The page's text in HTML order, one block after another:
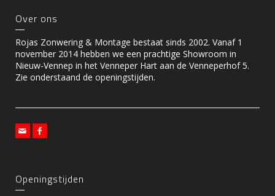
Over ons
Rojas Zonwering & Montage bestaat sinds 2002. Vanaf 1
november 2014 hebben we een prachtige Showroom in
Nieuw-Vennep in het Venneper Hart aan de Venneperhof 5.
Zie onderstaand de openingstijden.
Openingstijden